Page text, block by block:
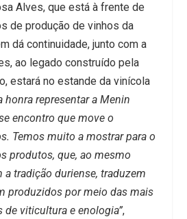
Alves, que está à frente de
de produção de vinhos da
dá continuidade, junto com a
ao legado construído pela
estará no estande da vinícola
honra representar a Menin
encontro que move o
Temos muito a mostrar para o
produtos, que, ao mesmo
a tradição duriense, traduzem
produzidos por meio das mais
de viticultura e enologia”,